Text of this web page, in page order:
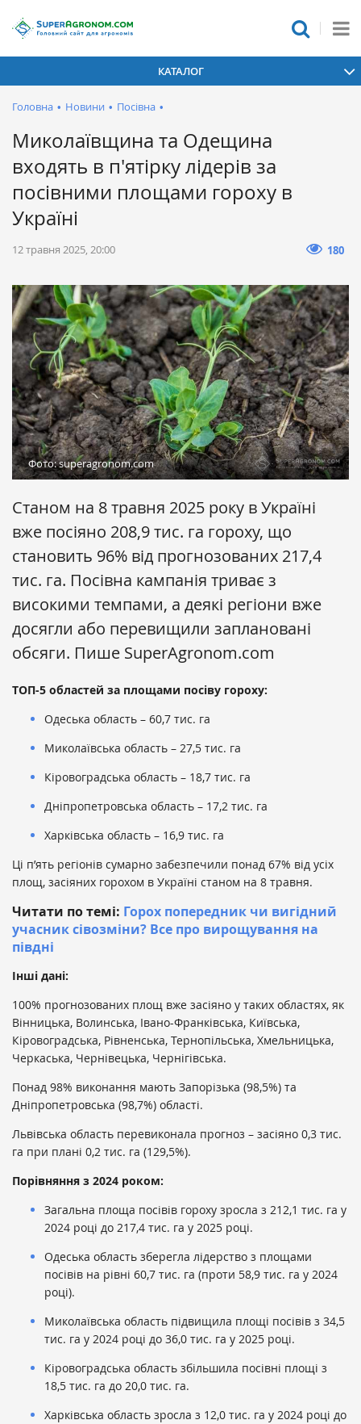
КАТАЛОГ
Головна • Новини • Посівна •
Миколаївщина та Одещина
входять в п'ятірку лідерів за
посівними площами гороху в
Україні
12 травня 2025, 20:00 180
Фото: superagronom.com
Станом на 8 травня 2025 року в Україні
вже посіяно 208,9 тис. га гороху, що
становить 96% від прогнозованих 217,4
тис. га. Посівна кампанія триває з
високими темпами, а деякі регіони вже
досягли або перевищили заплановані
обсяги. Пише SuperAgronom.com
ТОП-5 областей за площами посіву гороху:
Одеська область – 60,7 тис. га
Миколаївська область – 27,5 тис. га
Кіровоградська область – 18,7 тис. га
Дніпропетровська область – 17,2 тис. га
Харківська область – 16,9 тис. га
Ці п’ять регіонів сумарно забезпечили понад 67% від усіх
площ, засіяних горохом в Україні станом на 8 травня.
Читати по темі: Горох попередник чи вигідний
учасник сівозміни? Все про вирощування на
півдні
Інші дані:
100% прогнозованих площ вже засіяно у таких областях, як
Вінницька, Волинська, Івано-Франківська, Київська,
Кіровоградська, Рівненська, Тернопільська, Хмельницька,
Черкаська, Чернівецька, Чернігівська.
Понад 98% виконання мають Запорізька (98,5%) та
Дніпропетровська (98,7%) області.
Львівська область перевиконала прогноз – засіяно 0,3 тис.
га при плані 0,2 тис. га (129,5%).
Порівняння з 2024 роком:
Загальна площа посівів гороху зросла з 212,1 тис. га у
2024 році до 217,4 тис. га у 2025 році.
Одеська область зберегла лідерство з площами
посівів на рівні 60,7 тис. га (проти 58,9 тис. га у 2024
році).
Миколаївська область підвищила площі посівів з 34,5
тис. га у 2024 році до 36,0 тис. га у 2025 році.
Кіровоградська область збільшила посівні площі з
18,5 тис. га до 20,0 тис. га.
Харківська область зросла з 12,0 тис. га у 2024 році до